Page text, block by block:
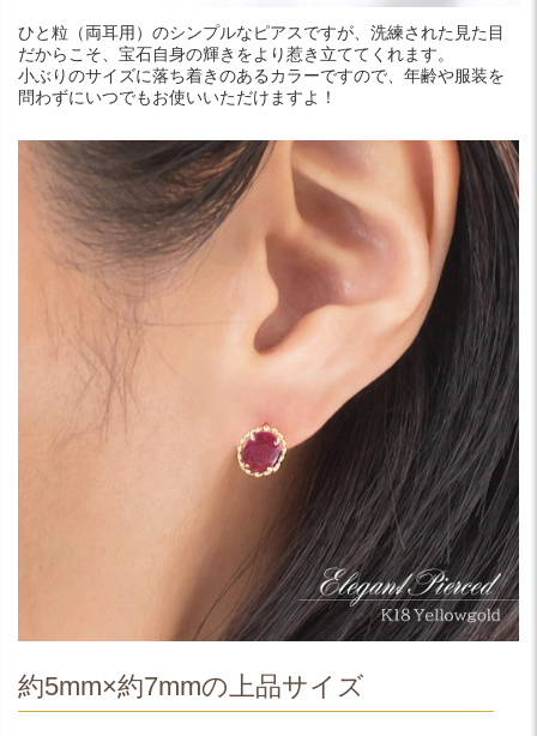
ひと粒（両耳用）のシンプルなピアスですが、洗練された見た目
だからこそ、宝石自身の輝きをより惹き立ててくれます。
小ぶりのサイズに落ち着きのあるカラーですので、年齢や服装を
問わずにいつでもお使いいただけますよ！
約5mm×約7mmの上品サイズ